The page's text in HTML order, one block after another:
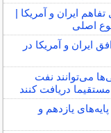
ایران و آمریکا |
اصلی
ایران و آمریکا در
می‌توانند نفت
دریافت کنند
یازدهم و